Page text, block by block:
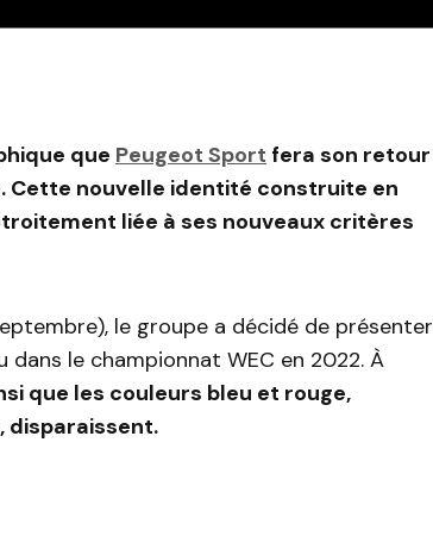
que Peugeot Sport fera son retour
Cette nouvelle identité construite en
liée à ses nouveaux critères
le groupe a décidé de présenter
le championnat WEC en 2022. À
que les couleurs bleu et rouge,
disparaissent.